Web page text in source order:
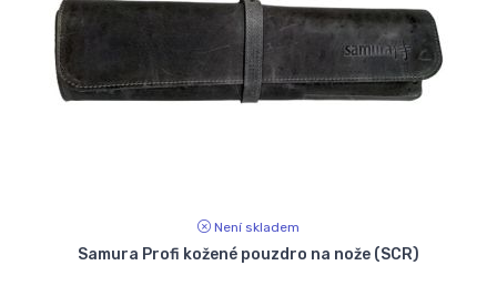
Není skladem
Samura Profi kožené pouzdro na nože (SCR)